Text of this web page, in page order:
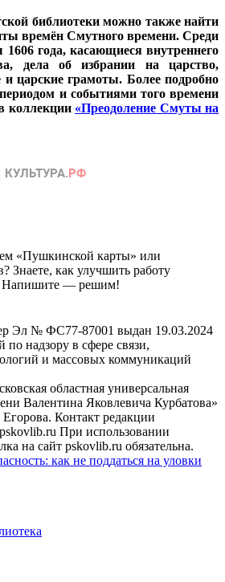
библиотеки можно также найти
времён Смутного времени. Среди
1606 года, касающиеся внутреннего
дела об избрании на царство,
царские грамоты. Более подробно
и событиями того времени
коллекции «Преодоление Смуты на
«Пушкинской карты» или
Знаете, как улучшить работу
Напишите — решим!
Эл № ФС77-87001 выдан 19.03.2024
надзору в сфере связи,
и массовых коммуникаций
областная универсальная
Валентина Яковлевича Курбатова»
Контакт редакции
При использовании
на сайт pskovlib.ru обязательна.
как не поддаться на уловки